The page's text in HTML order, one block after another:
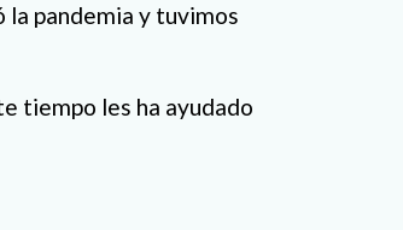
la pandemia y tuvimos
tiempo les ha ayudado